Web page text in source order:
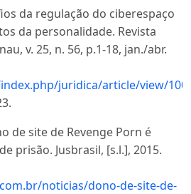
da regulação do ciberespaço
da personalidade. Revista
v. 25, n. 56, p.1-18, jan./abr.
juridica/article/view/
de site de Revenge Porn é
prisão. Jusbrasil, [s.l.], 2015.
noticias/dono-de-site-de-